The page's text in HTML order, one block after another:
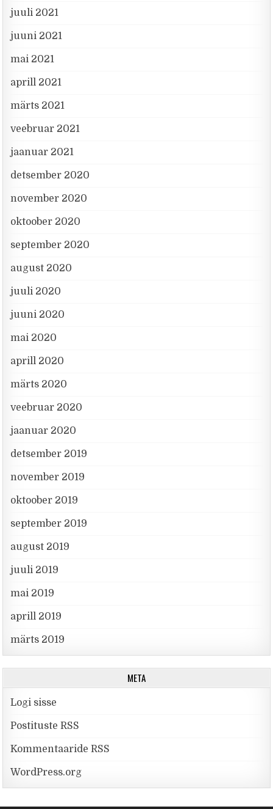
juuli 2021
juuni 2021
mai 2021
aprill 2021
märts 2021
veebruar 2021
jaanuar 2021
detsember 2020
november 2020
oktoober 2020
september 2020
august 2020
juuli 2020
juuni 2020
mai 2020
aprill 2020
märts 2020
veebruar 2020
jaanuar 2020
detsember 2019
november 2019
oktoober 2019
september 2019
august 2019
juuli 2019
mai 2019
aprill 2019
märts 2019
META
Logi sisse
Postituste RSS
Kommentaaride RSS
WordPress.org